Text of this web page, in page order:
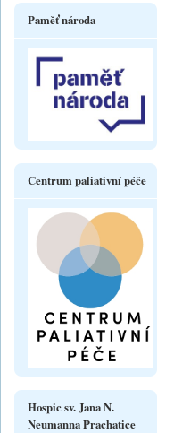
Paměť národa
Centrum paliativní péče
Hospic sv. Jana N.
Neumanna Prachatice